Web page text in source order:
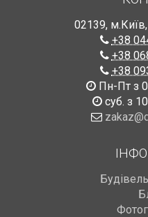
02139, м.Київ,
+38
+38
+38
Пн-Пт з
суб. з